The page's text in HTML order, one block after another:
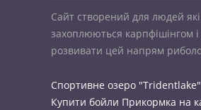
Сайт створений для людей які
захоплюються карпфішінгом і
розвивати цей напрям
Спортивне озеро "Tridentlake"
Купити бойли Прикормка на